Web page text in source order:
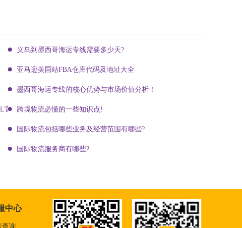
义乌到墨西哥海运专线需要多少天?
亚马逊美国站FBA仓库代码及地址大全
墨西哥海运专线的核心优势与市场价值分析！
官网跨境物流必懂的一些知识点!
国际物流包括哪些业务及经营范围有哪些?
国际物流服务商有哪些?
中心
查询